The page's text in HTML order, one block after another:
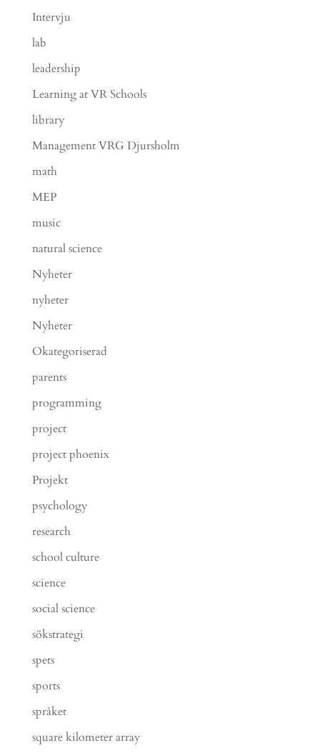
Intervju
lab
leadership
Learning at VR Schools
library
Management VRG Djursholm
math
MEP
music
natural science
Nyheter
nyheter
Nyheter
Okategoriserad
parents
programming
project
project phoenix
Projekt
psychology
research
school culture
science
social science
sökstrategi
spets
sports
språket
square kilometer array